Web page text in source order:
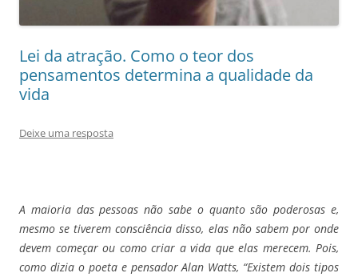
Lei da atração. Como o teor dos
pensamentos determina a qualidade da
vida
Deixe uma resposta
A maioria das pessoas não sabe o quanto são poderosas e,
mesmo se tiverem consciência disso, elasnão sabem por onde
devem começar ou como criar a vida que elas merecem. Pois,
como dizia o poeta e pensador Alan Watts, “Existem dois tipos